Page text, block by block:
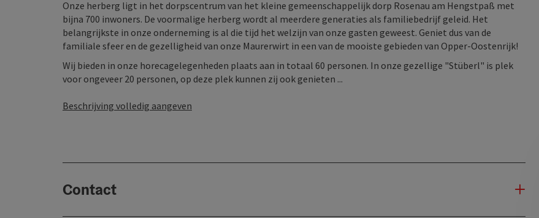
Onze herberg ligt in het dorpscentrum van het kleine gemeenschappelijk dorp Rosenau am Hengstpaß met
bijna 700 inwoners. De voormalige herberg wordt al meerdere generaties als familiebedrijf geleid. Het
belangrijkste in onze onderneming is al die tijd het welzijn van onze gasten geweest. Geniet dus van de
familiale sfeer en de gezelligheid van onze Maurerwirt in een van de mooiste gebieden van Opper-Oostenrijk!
Wij bieden in onze horecagelegenheden plaats aan in totaal 60 personen. In onze gezellige "Stüberl" is plek
voor ongeveer 20 personen, op deze plek kunnen zij ook genieten ...
Beschrijving volledig aangeven
Contact